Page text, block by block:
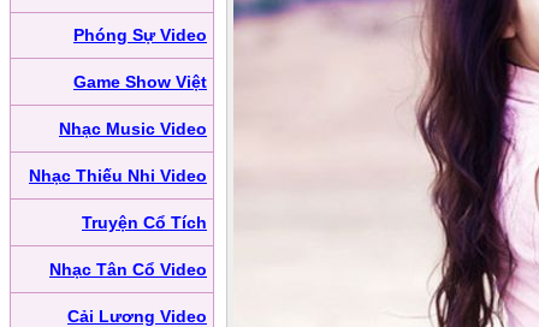
Phóng Sự Video
Game Show Việt
Nhạc Music Video
Nhạc Thiếu Nhi Video
Truyện Cổ Tích
Nhạc Tân Cổ Video
Cải Lương Video